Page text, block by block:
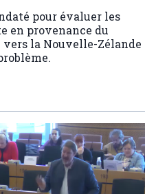
pour évaluer les
en provenance du
vers la Nouvelle-Zélande